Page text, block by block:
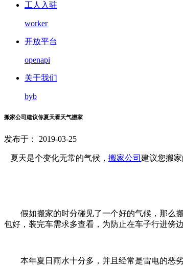
工人入驻
worker
开放平台
openapi
关于我们
byb
搬家公司建议你夏天看天气搬家
发布于： 2019-03-25
夏天是个变化无常的气候， 搬家公司 建议您搬
假如搬家的时分碰见了一个好的气候，那么搬
包好，装完车需求多查看，为防止在车子行进傍
本年夏日雨水十分多，并且经常是雷电的恶劣